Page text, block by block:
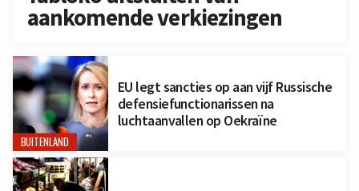
aankomende verkiezingen
BUITENLAND
EU legt sancties op aan vijf Russische
defensiefunctionarissen na
luchtaanvallen op Oekraïne